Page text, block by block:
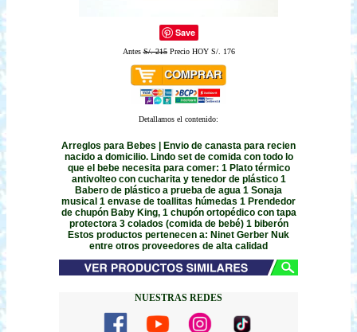
Save
AntesS/. 215Precio HOY S/. 176
Detallamos el contenido:
Arreglos para Bebes | Envio de canasta para recien
nacido a domicilio. Lindo set de comida con todo lo
que el bebe necesita para comer: 1 Plato térmico
antivolteo con cucharita y tenedor de plástico 1
Babero de plástico a prueba de agua 1 Sonaja
musical 1 envase de toallitas húmedas 1 Prendedor
de chupón Baby King, 1 chupón ortopédico con tapa
protectora 3 colados (comida de bebé) 1 biberón
Estos productos pertenecen a: Ninet Gerber Nuk
entre otros proveedores de alta calidad
NUESTRAS REDES